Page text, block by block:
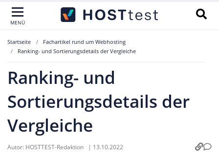
MENÜ
Startseite
Fachartikel rund um Webhosting
Ranking- und Sortierungsdetails der Vergleiche
Ranking- und
Sortierungsdetails der
Vergleiche
Autor: HOSTTEST-Redaktion | 13.10.2022